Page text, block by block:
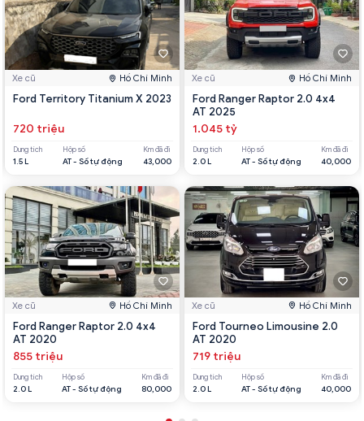
Xe cũ Hồ Chí Minh
Ford Territory Titanium X 2023
720 triệu
Dung tích
1.5 L
Hộp số
AT - Số tự động
Km đã đi
43,000
Xe cũ Hồ Chí Minh
Ford Ranger Raptor 2.0 4x4
AT 2020
855 triệu
Dung tích
2.0 L
Hộp số
AT - Số tự động
Km đã đi
80,000
Xe cũ Hồ Chí Minh
Ford Ranger Raptor 2.0 4x4
AT 2025
1.045 tỷ
Dung tích
2.0 L
Hộp số
AT - Số tự động
Km đã đi
40,000
Xe cũ Hồ Chí Minh
Ford Tourneo Limousine 2.0
AT 2020
719 triệu
Dung tích
2.0 L
Hộp số
AT - Số tự động
Km đã đi
40,000